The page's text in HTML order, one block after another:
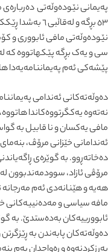
پەیمانی نێودەوڵەتی
٥٣ بڕگە و
نێودەوڵەتی مافی ئابووری و
سی و یەک بڕگە پێکهاتووە کە
پێشەکی ئەم پەیماننامەیەدا
دەوڵەتەکانی ئەندامی
نەتەوە یەکگرتووەکاندا
مافی یەکسان و نا قابیل بە
ئەندامانی خێزانی مرۆڤ،
دەخاتەڕوو. بە گوێرەی
مرۆڤی ئازاد، سوودمەندبوون
هەیە و هێنانەدی ئەم
مافە سیاسی و مەدەنییەکانی
ئابوورییەکان بەدەستدێ. بە
دەوڵەتەکان پابەندن بە